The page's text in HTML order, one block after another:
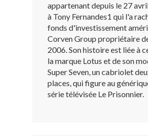
LE BLOG
BONJOURLAVIEILLE ?
MODÈLES ET
COMMENT
appartenant depuis le 27
à Tony Fernandes1 qui l'a
fonds d'investissement
Corven Group propriétaire
2006. Son histoire est liée à
la marque Lotus et de son
Super Seven, un cabriolet
places, qui figure au
série télévisée Le Prisonnier.